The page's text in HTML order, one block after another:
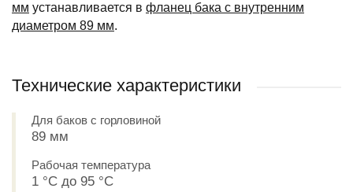
мм устанавливается в фланец бака с внутренним
диаметром 89 мм.
Технические характеристики
Для баков с горловиной
89 мм
Рабочая температура
1 °С до 95 °С